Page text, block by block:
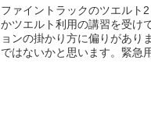
ファイントラックのツエルト
かツエルト利用の講習を受け
ョンの掛かり方に偏りがあり
ではないかと思います。緊急